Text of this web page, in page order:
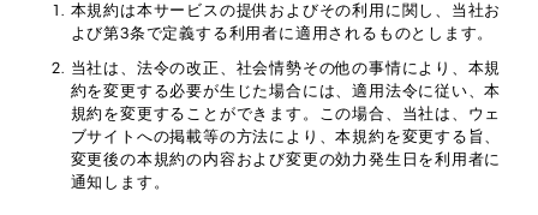
本規約は本サービスの提供およびその利用に関し、当社お
よび第3条で定義する利用者に適用されるものとします。
当社は、法令の改正、社会情勢その他の事情により、本規
約を変更する必要が生じた場合には、適用法令に従い、本
規約を変更することができます。この場合、当社は、ウェ
ブサイトへの掲載等の方法により、本規約を変更する旨、
変更後の本規約の内容および変更の効力発生日を利用者に
通知します。